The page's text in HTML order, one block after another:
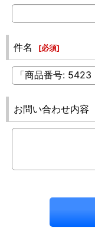
件名 [必須]
お問い合わせ内容